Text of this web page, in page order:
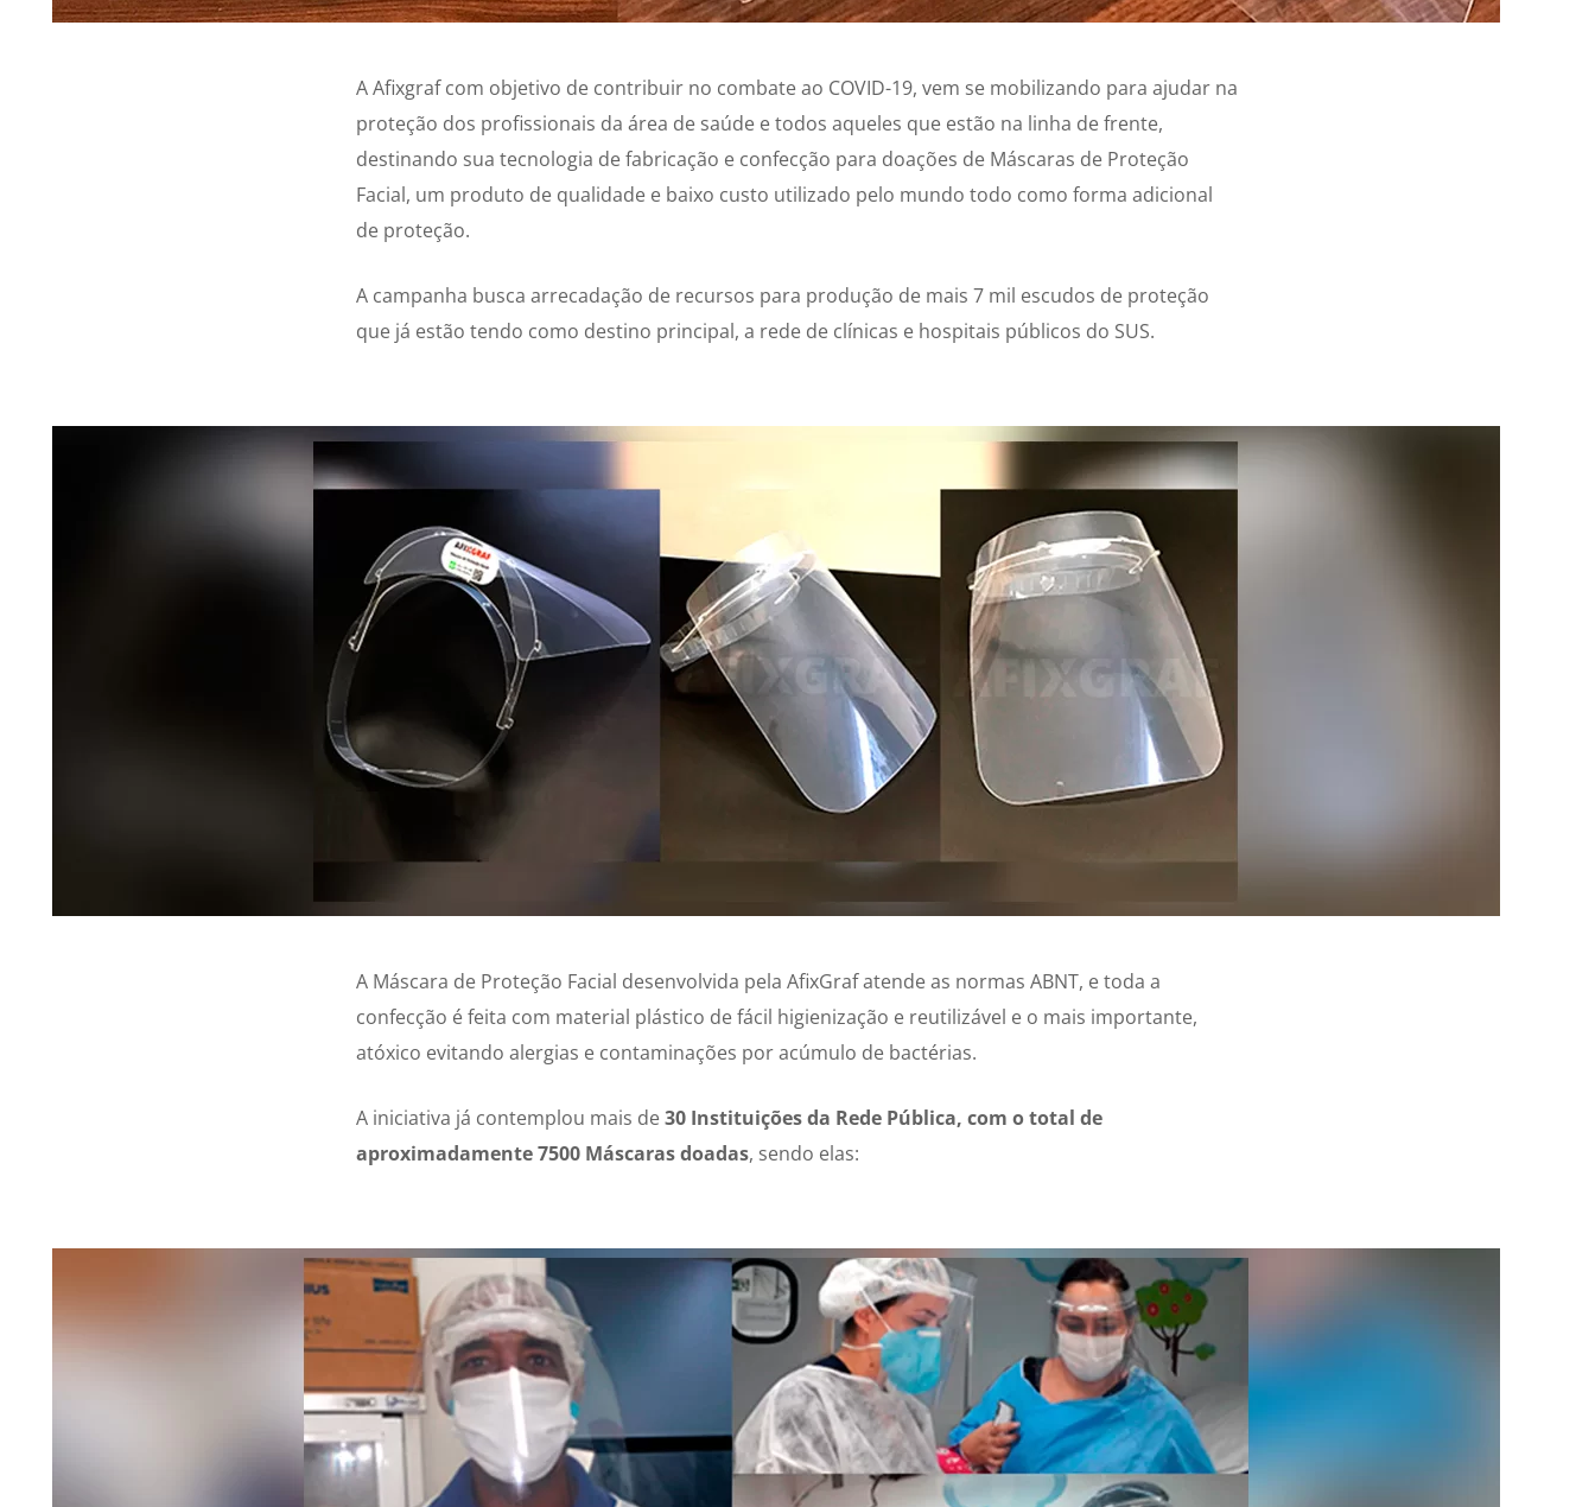
A Afixgraf com objetivo de contribuir no combate ao COVID-19, vem se mobilizando para ajudar na
proteção dos profissionais da área de saúde e todos aqueles que estão na linha de frente,
destinando sua tecnologia de fabricação e confecção para doações de Máscaras de Proteção
Facial, um produto de qualidade e baixo custo utilizado pelo mundo todo como forma adicional
de proteção.
A campanha busca arrecadação de recursos para produção de mais 7 mil escudos de proteção
que já estão tendo como destino principal, a rede de clínicas e hospitais públicos do SUS.
A Máscara de Proteção Facial desenvolvida pela AfixGraf atende as normas ABNT, e toda a
confecção é feita com material plástico de fácil higienização e reutilizável e o mais importante,
atóxico evitando alergias e contaminações por acúmulo de bactérias.
A iniciativa já contemplou mais de30 Instituições da Rede Pública, com o total de
aproximadamente 7500 Máscaras doadas, sendo elas: